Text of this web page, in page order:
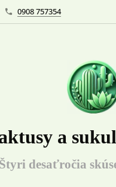
0908 757354
a
Štyri desaťročia